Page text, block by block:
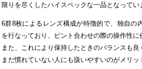
限りを尽くしたハイスペックな一品となってい
6群8枚によるレンズ構成が特徴的で、独自の
を行なっており、ピント合わせの際の操作性に
また、これにより保持したときのバランスも
まだ慣れていない人にも扱いやすいのがメリッ